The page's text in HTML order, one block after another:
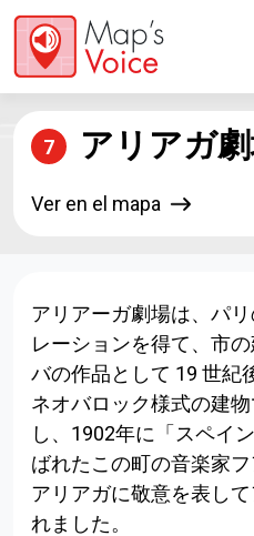
Liwati nang kontèn utama
7 アリアガ
Ver en el mapa
アリアーガ劇場は、パ
レーションを得て、市
バの作品として 19 世紀
ネオバロック様式の建
し、1902年に「スペイ
ばれたこの町の音楽家
アリアガに敬意を表し
れました。